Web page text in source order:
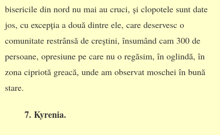
bisericile din nord nu mai au cruci, și clopotele sunt date
jos, cu excepția a două dintre ele, care deservesc o
comunitate restrânsă de creștini, însumând cam 300 de
persoane, opresiune pe care nu o regăsim, în oglindă, în
zona cipriotă greacă, unde am observat moschei în bună
stare.
7. Kyrenia.